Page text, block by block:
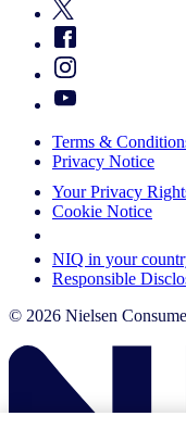
Terms &
Privacy Notice
Your Privacy
Cookie Notice
NIQ in your
Responsible
© 2026 Nielsen